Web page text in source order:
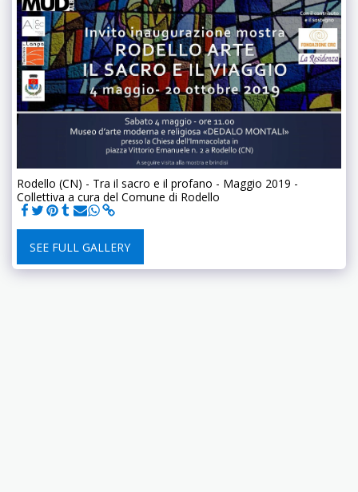
Rodello (CN) - Tra il sacro e il profano - Maggio 2019 -
Collettiva a cura del Comune di Rodello
SEE FULL GALLERY